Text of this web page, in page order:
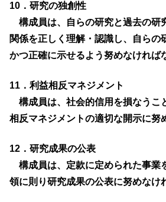
10．研究の独創性
構成員は、自らの研究と過去の研
関係を正しく理解・認識し、自らの
かつ正確に示せるよう努めなければ
11．利益相反マネジメント
構成員は、社会的信用を損なうこ
相反マネジメントの適切な開示に努
12．研究成果の公表
構成員は、定款に定められた事業
領に則り研究成果の公表に努めなけ